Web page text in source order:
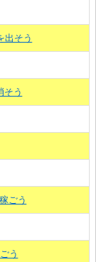
出そう
そう
ごう
う